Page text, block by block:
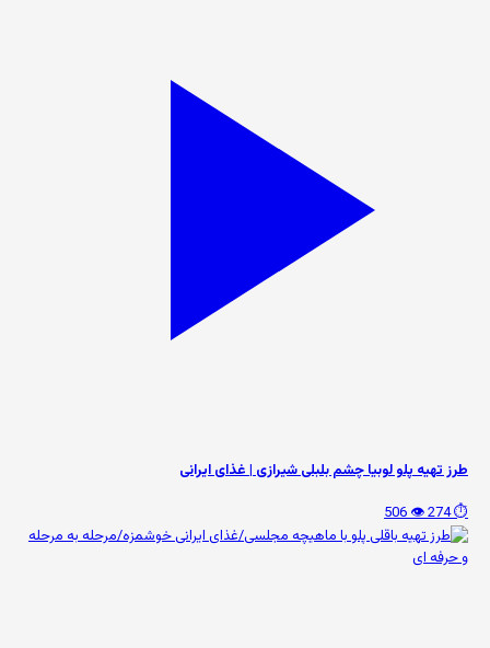
طرز تهیه پلو لوبیا چشم بلبلی شیرازی | غذای ایرانی
⏱️ 274
👁️ 506